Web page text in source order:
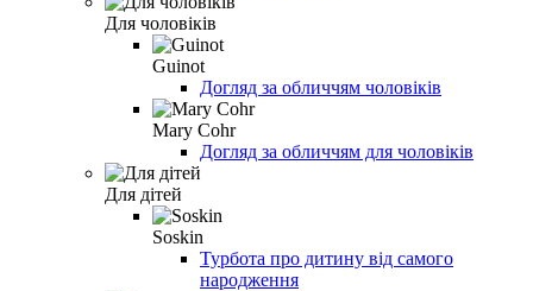
Для чоловіків
Guinot
Догляд за обличчям чоловіків
Mary Cohr
Догляд за обличчям для чоловіків
Для дітей
Soskin
Турбота про дитину від самого
народження